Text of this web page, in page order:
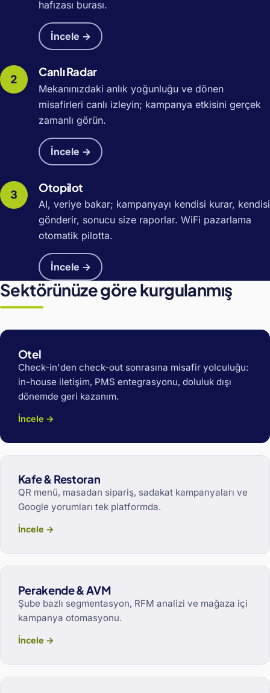
hafızası burası.
İncele →
Canlı Radar
Mekanınızdaki anlık yoğunluğu ve dönen
misafirleri canlı izleyin; kampanya etkisini gerçek
zamanlı görün.
İncele →
Otopilot
AI, veriye bakar; kampanyayı kendisi kurar, kendisi
gönderir, sonucu size raporlar. WiFi pazarlama
otomatik pilotta.
İncele →
Sektörünüze göre kurgulanmış
Otel
Check-in'den check-out sonrasına misafir yolculuğu:
in-house iletişim, PMS entegrasyonu, doluluk dışı
dönemde geri kazanım.
İncele →
Kafe & Restoran
QR menü, masadan sipariş, sadakat kampanyaları ve
Google yorumları tek platformda.
İncele →
Perakende & AVM
Şube bazlı segmentasyon, RFM analizi ve mağaza içi
kampanya otomasyonu.
İncele →